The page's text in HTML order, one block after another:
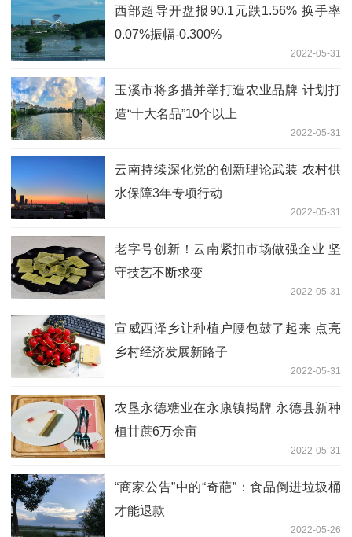
西部超导开盘报90.1元跌1.56% 换手率
0.07%振幅-0.300%
2022-05-31
玉溪市将多措并举打造农业品牌 计划打
造“十大名品”10个以上
2022-05-31
云南持续深化党的创新理论武装 农村供
水保障3年专项行动
2022-05-31
老字号创新！云南紧扣市场做强企业 坚
守技艺不断求变
2022-05-31
宣威西泽乡让种植户腰包鼓了起来 点亮
乡村经济发展新路子
2022-05-31
农垦永德糖业在永康镇揭牌 永德县新种
植甘蔗6万余亩
2022-05-31
“商家公告”中的“奇葩”：食品倒进垃圾桶
才能退款
2022-05-26